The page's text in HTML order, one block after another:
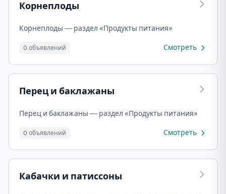
Корнеплоды
Корнеплоды — раздел «Продукты питания»
0 объявлений Смотреть
Перец и баклажаны
Перец и баклажаны — раздел «Продукты питания»
0 объявлений Смотреть
Кабачки и патиссоны